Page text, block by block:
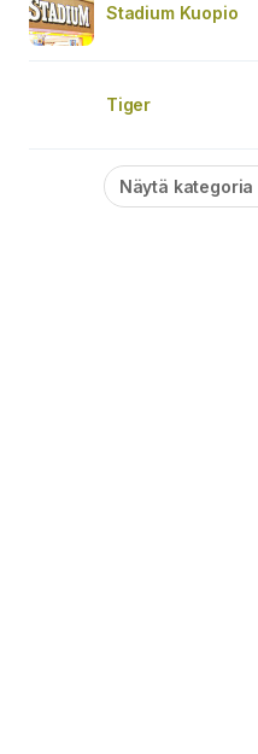
Stadium Kuopio
Tiger
Näytä kategoria